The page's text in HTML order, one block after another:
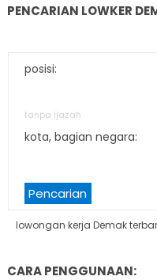
PENCARIAN LOWKER
posisi:
tanpa ijazah
kota, bagian negara:
Pencarian
lowongan kerja Demak
CARA PENGGUNAAN: